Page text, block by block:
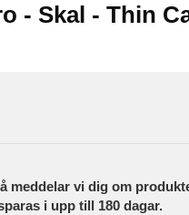
- Skal - Thin
meddelar vi dig om
i upp till 180 dagar.